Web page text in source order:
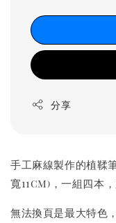
分享
手工麻線製作的植鞣
寬11cm)，一組四本
無法換頁是最大特色